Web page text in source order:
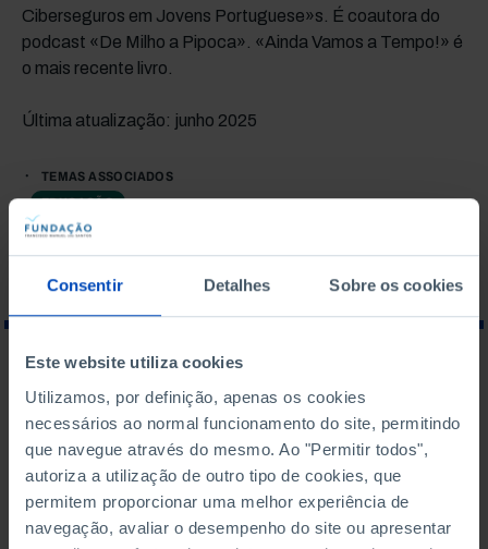
Consentir Detalhes Sobre os cookies
Este website utiliza cookies
Utilizamos, por definição, apenas os cookies
necessários ao normal funcionamento do site, permitindo
que navegue através do mesmo. Ao "Permitir todos",
autoriza a utilização de outro tipo de cookies, que
permitem proporcionar uma melhor experiência de
navegação, avaliar o desempenho do site ou apresentar
Ciberseguros em Jovens Portuguese»s. É coautora do
podcast «De Milho a Pipoca». «Ainda Vamos a Tempo!» é
o mais recente livro.
Última atualização: junho 2025
TEMAS ASSOCIADOS
EDUCAÇÃO
O QUE PROCURA?
Para pesquisar uma expressão coloque-a entre aspas